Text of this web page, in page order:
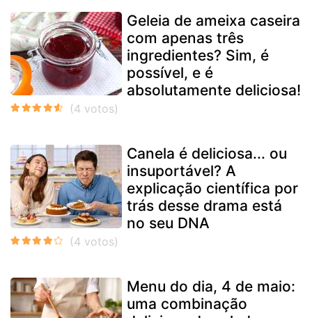
Geleia de ameixa caseira
com apenas três
ingredientes? Sim, é
possível, e é
absolutamente deliciosa!
Canela é deliciosa... ou
insuportável? A
explicação científica por
trás desse drama está
no seu DNA
Menu do dia, 4 de maio:
uma combinação